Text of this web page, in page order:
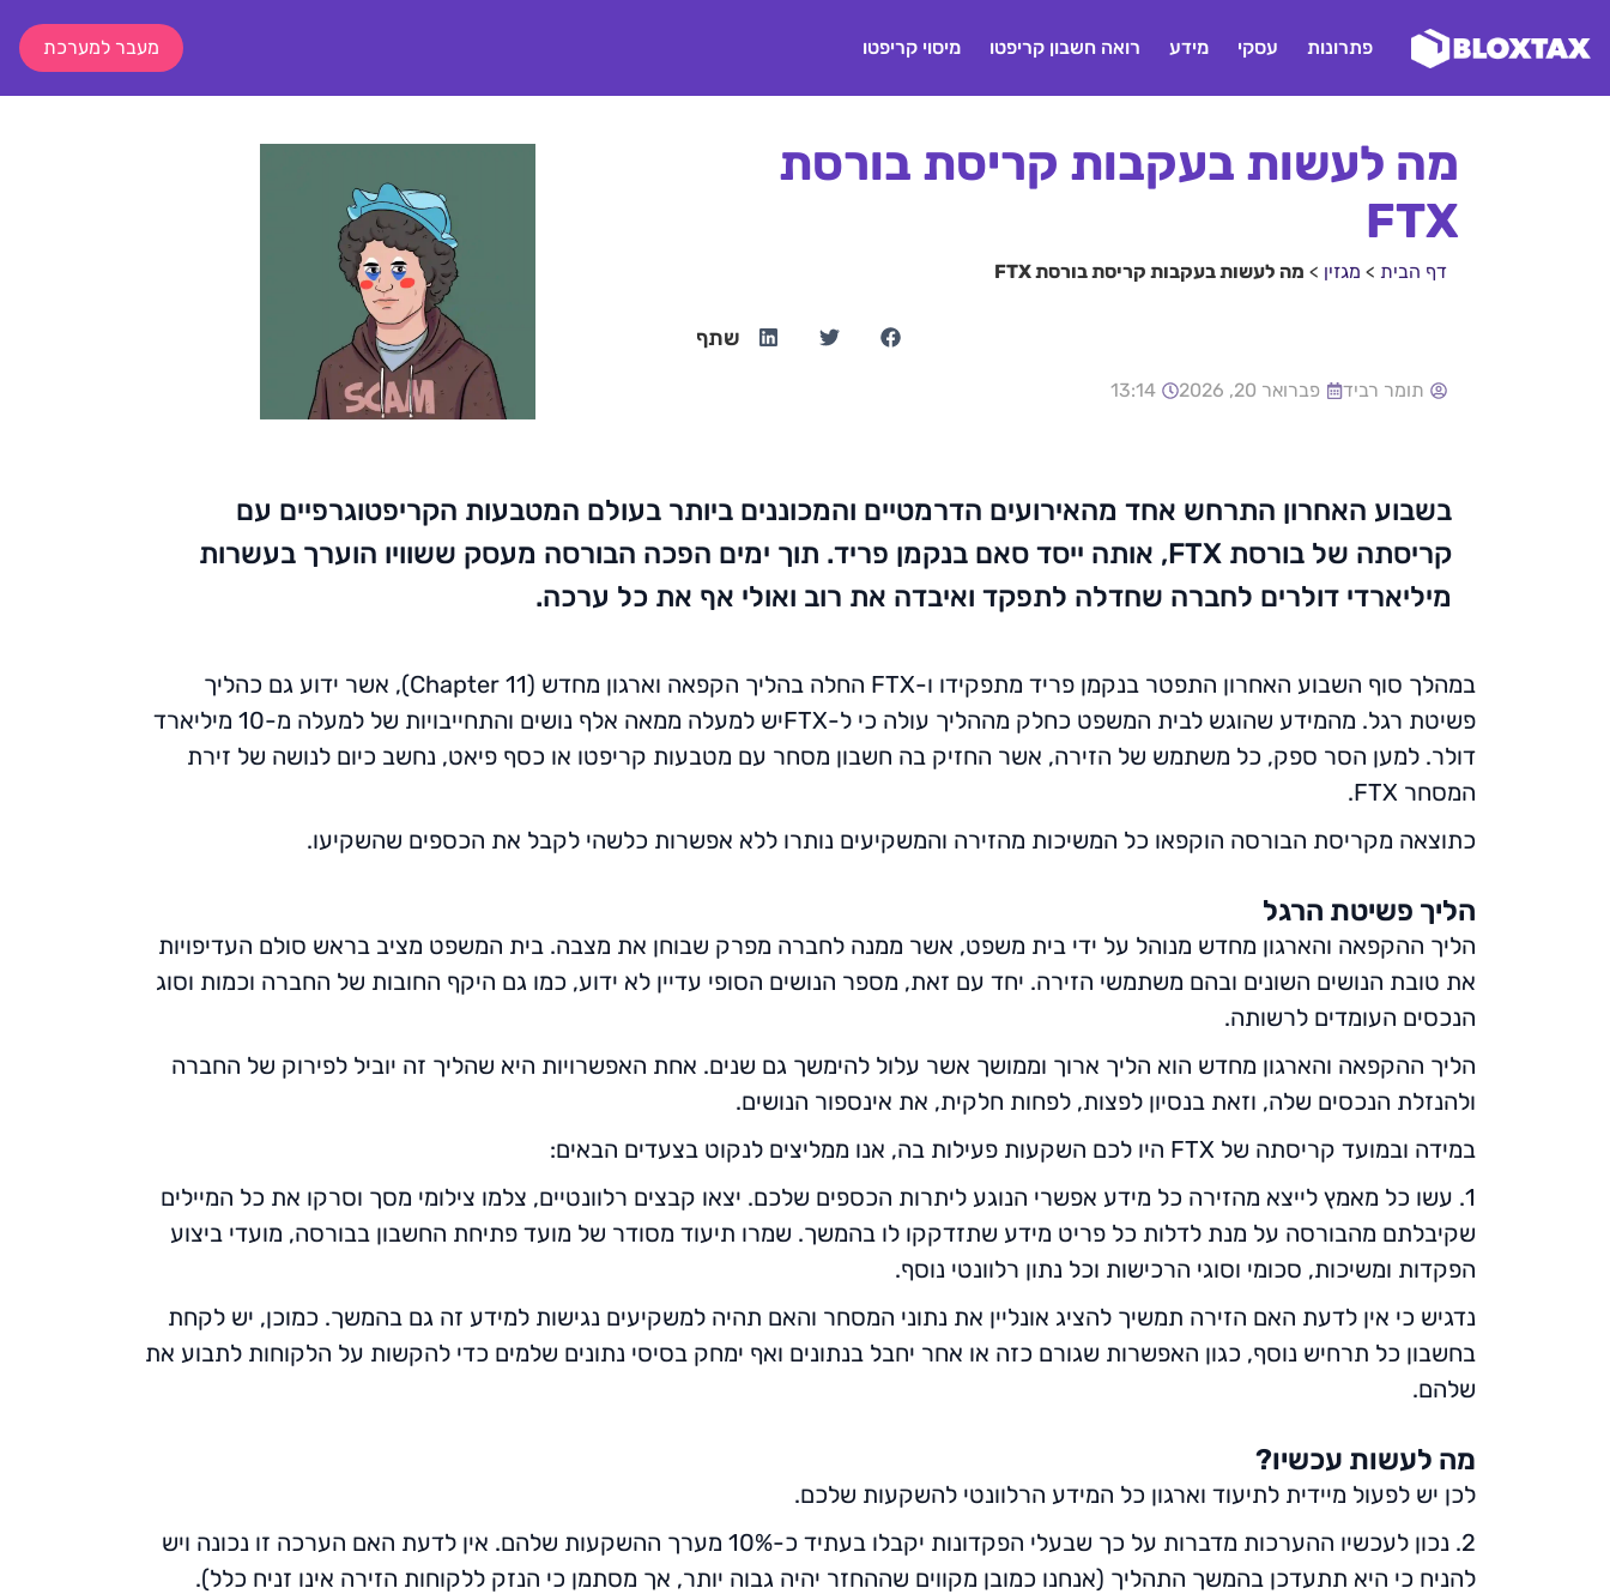
פתרונות עסקי מידע רואה חשבון קריפטו מיסוי קריפטו מעבר למערכת
מה לעשות בעקבות קריסת בורסת
FTX
דף הבית > מגזין > מה לעשות בעקבות קריסת בורסת FTX
שתף
תומר רביד פברואר 20, 2026 13:14
בשבוע האחרון התרחש אחד מהאירועים הדרמטיים והמכוננים ביותר בעולם המטבעות הקריפטוגרפיים עם
קריסתה של בורסת FTX, אותה ייסד סאם בנקמן פריד. תוך ימים הפכה הבורסה מעסק ששוויו הוערך בעשרות
מיליארדי דולרים לחברה שחדלה לתפקד ואיבדה את רוב ואולי אף את כל ערכה.
במהלך סוף השבוע האחרון התפטר בנקמן פריד מתפקידו ו-FTX החלה בהליך הקפאה וארגון מחדש (Chapter 11), אשר ידוע גם כהליך
פשיטת רגל. מהמידע שהוגש לבית המשפט כחלק מההליך עולה כי ל-FTXיש למעלה ממאה אלף נושים והתחייבויות של למעלה מ-10 מיליארד
דולר. למען הסר ספק, כל משתמש של הזירה, אשר החזיק בה חשבון מסחר עם מטבעות קריפטו או כסף פיאט, נחשב כיום לנושה של זירת
המסחר FTX.
כתוצאה מקריסת הבורסה הוקפאו כל המשיכות מהזירה והמשקיעים נותרו ללא אפשרות כלשהי לקבל את הכספים שהשקיעו.
הליך פשיטת הרגל
הליך ההקפאה והארגון מחדש מנוהל על ידי בית משפט, אשר ממנה לחברה מפרק שבוחן את מצבה. בית המשפט מציב בראש סולם העדיפויות
את טובת הנושים השונים ובהם משתמשי הזירה. יחד עם זאת, מספר הנושים הסופי עדיין לא ידוע, כמו גם היקף החובות של החברה וכמות וסוג
הנכסים העומדים לרשותה.
הליך ההקפאה והארגון מחדש הוא הליך ארוך וממושך אשר עלול להימשך גם שנים. אחת האפשרויות היא שהליך זה יוביל לפירוק של החברה
ולהנזלת הנכסים שלה, וזאת בנסיון לפצות, לפחות חלקית, את אינספור הנושים.
במידה ובמועד קריסתה של FTX היו לכם השקעות פעילות בה, אנו ממליצים לנקוט בצעדים הבאים:
1. עשו כל מאמץ לייצא מהזירה כל מידע אפשרי הנוגע ליתרות הכספים שלכם. יצאו קבצים רלוונטיים, צלמו צילומי מסך וסרקו את כל המיילים
שקיבלתם מהבורסה על מנת לדלות כל פריט מידע שתזדקקו לו בהמשך. שמרו תיעוד מסודר של מועד פתיחת החשבון בבורסה, מועדי ביצוע
הפקדות ומשיכות, סכומי וסוגי הרכישות וכל נתון רלוונטי נוסף.
נדגיש כי אין לדעת האם הזירה תמשיך להציג אונליין את נתוני המסחר והאם תהיה למשקיעים נגישות למידע זה גם בהמשך. כמוכן, יש לקחת
בחשבון כל תרחיש נוסף, כגון האפשרות שגורם כזה או אחר יחבל בנתונים ואף ימחק בסיסי נתונים שלמים כדי להקשות על הלקוחות לתבוע את
שלהם.
מה לעשות עכשיו?
לכן יש לפעול מיידית לתיעוד וארגון כל המידע הרלוונטי להשקעות שלכם.
2. נכון לעכשיו ההערכות מדברות על כך שבעלי הפקדונות יקבלו בעתיד כ-10% מערך ההשקעות שלהם. אין לדעת האם הערכה זו נכונה ויש
להניח כי היא תתעדכן בהמשך התהליך (אנחנו כמובן מקווים שההחזר יהיה גבוה יותר, אך מסתמן כי הנזק ללקוחות הזירה אינו זניח כלל).